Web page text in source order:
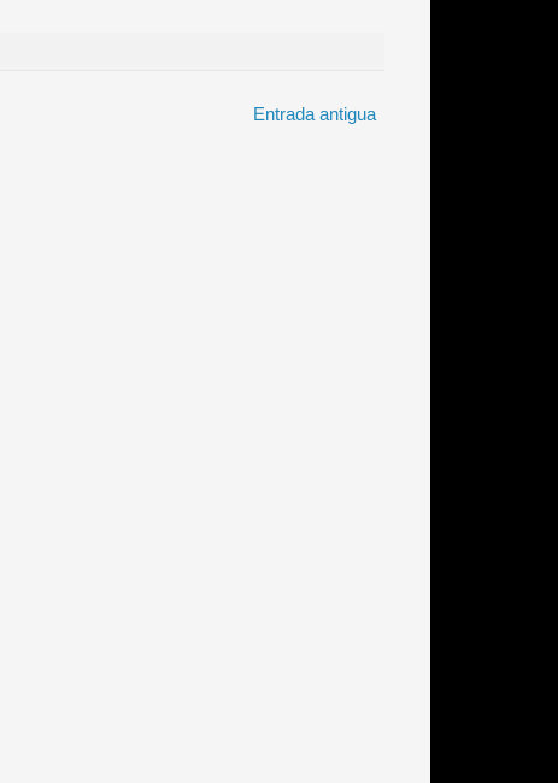
Entrada antigua